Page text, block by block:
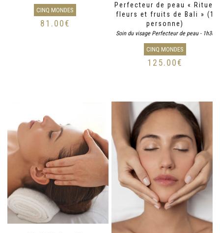
CINQ MONDES
81.00€
Perfecteur de peau « Rituel
fleurs et fruits de Bali » (1
personne)
Soin du visage Perfecteur de peau - 1h30
CINQ MONDES
125.00€